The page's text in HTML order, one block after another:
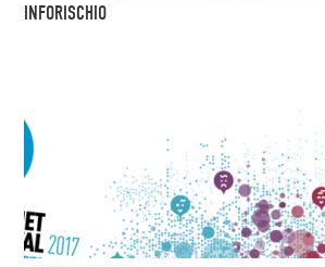
INFORISCHIO